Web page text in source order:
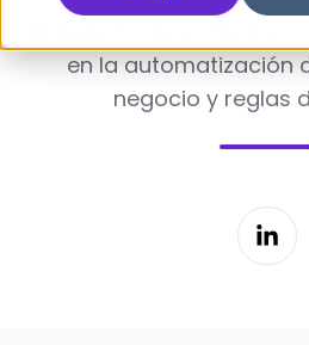
Arquitecto de software,
en la automatización
negocio y reglas